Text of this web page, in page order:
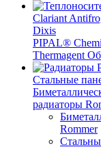
Clariant
Dixis
PIPAL®
Thermagent
Стальные
радиаторы
Rommer